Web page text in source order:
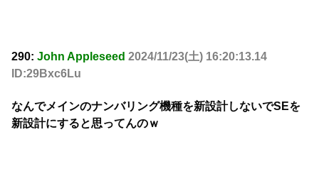
290: John Appleseed 2024/11/23(土) 16:20:13.14
ID:29Bxc6Lu
なんでメインのナンバリング機種を新設計しないでSEを
新設計にすると思ってんのｗ